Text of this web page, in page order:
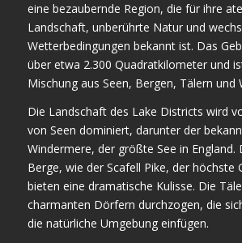
eine bezaubernde Region, die für ihre
Landschaft, unberührte Natur und
Wetterbedingungen bekannt ist. Das
über etwa 2.300 Quadratkilometer und
Mischung aus Seen, Bergen, Tälern und
Die Landschaft des Lake Districts wird
von Seen dominiert, darunter der
Windermere, der größte See in England.
Berge, wie der Scafell Pike, der höchste
bieten eine dramatische Kulisse. Die
charmanten Dörfern durchzogen, die
die natürliche Umgebung einfügen.